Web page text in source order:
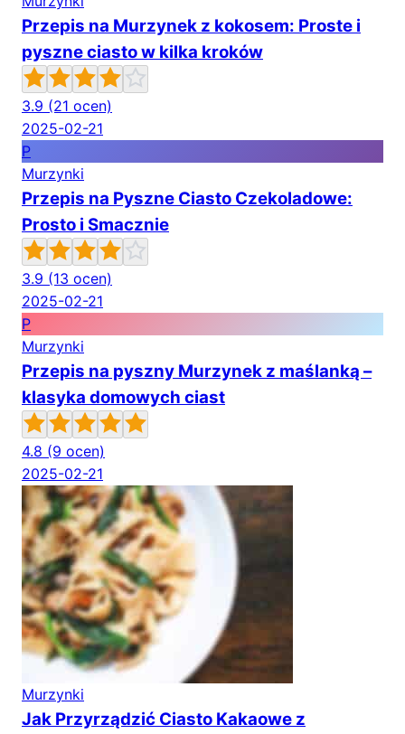
Przepis na Murzynek z kokosem: Proste i
pyszne ciasto w kilka kroków
3.9 (21 ocen)
2025-02-21
P
Murzynki
Przepis na Pyszne Ciasto Czekoladowe:
Prosto i Smacznie
3.9 (13 ocen)
2025-02-21
P
Murzynki
Przepis na pyszny Murzynek z maślanką –
klasyka domowych ciast
4.8 (9 ocen)
2025-02-21
Murzynki
Jak Przyrządzić Ciasto Kakaowe z